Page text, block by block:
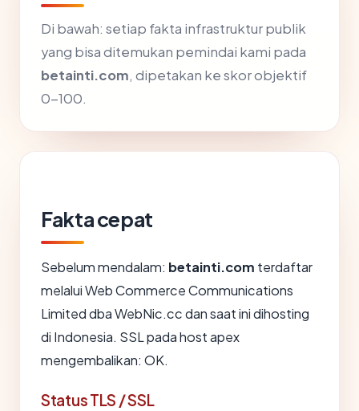
Di bawah: setiap fakta infrastruktur publik
yang bisa ditemukan pemindai kami pada
betainti.com, dipetakan ke skor objektif
0-100.
Fakta cepat
Sebelum mendalam: betainti.com terdaftar
melalui Web Commerce Communications
Limited dba WebNic.cc dan saat ini dihosting
di Indonesia. SSL pada host apex
mengembalikan: OK.
Status TLS / SSL